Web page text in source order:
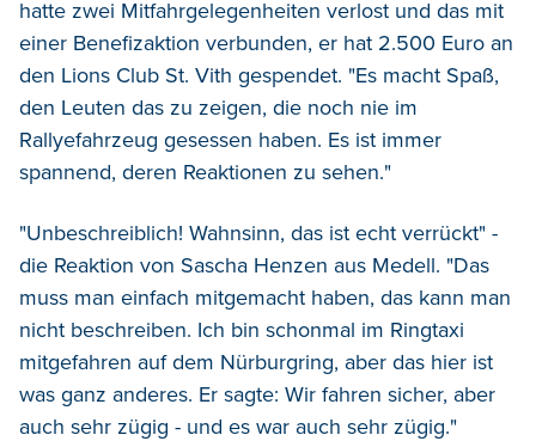
hatte zwei Mitfahrgelegenheiten verlost und das mit
einer Benefizaktion verbunden, er hat 2.500 Euro an
den Lions Club St. Vith gespendet. "Es macht Spaß,
den Leuten das zu zeigen, die noch nie im
Rallyefahrzeug gesessen haben. Es ist immer
spannend, deren Reaktionen zu sehen."
"Unbeschreiblich! Wahnsinn, das ist echt verrückt" -
die Reaktion von Sascha Henzen aus Medell. "Das
muss man einfach mitgemacht haben, das kann man
nicht beschreiben. Ich bin schonmal im Ringtaxi
mitgefahren auf dem Nürburgring, aber das hier ist
was ganz anderes. Er sagte: Wir fahren sicher, aber
auch sehr zügig - und es war auch sehr zügig."